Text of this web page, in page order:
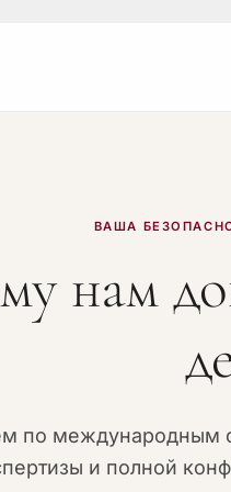
срок может
ВАША
нам
по международным
и полной